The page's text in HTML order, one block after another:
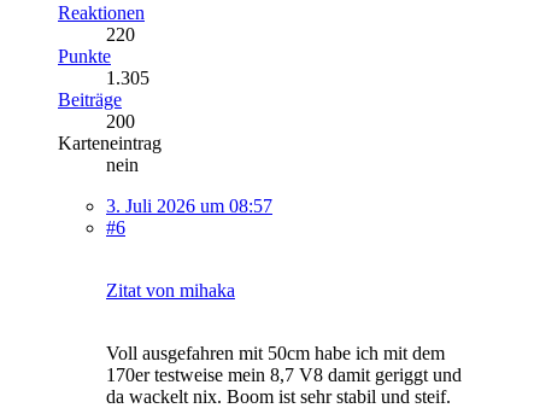
Reaktionen
220
Punkte
1.305
Beiträge
200
Karteneintrag
nein
3. Juli 2026 um 08:57
#6
Zitat von mihaka
Voll ausgefahren mit 50cm habe ich mit dem
170er testweise mein 8,7 V8 damit geriggt und
da wackelt nix. Boom ist sehr stabil und steif.